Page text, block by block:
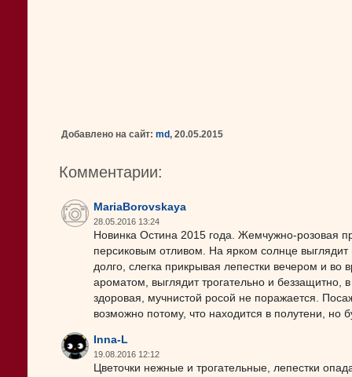
Добавлено на сайт: md, 20.05.2015
Комментарии:
MariaBorovskaya
28.05.2016 13:24
Новинка Остина 2015 года. Жемчужно-розовая
персиковым отливом. На ярком солнце
долго, слегка прикрывая лепестки вечером и
ароматом, выглядит трогательно и беззащитно,
здоровая, мучнистой росой не поражается.
возможно потому, что находится в полутени, но
Inna-L
19.08.2016 12:12
Цветочки нежные и трогательные, лепестки